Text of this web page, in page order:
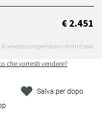
€ 2.451
di vendita comprendono i diritti d'asta
che vorresti vendere?
Salva per dopo